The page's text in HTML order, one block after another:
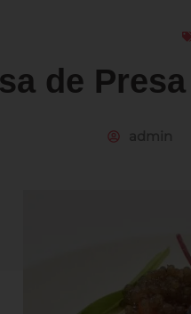
de